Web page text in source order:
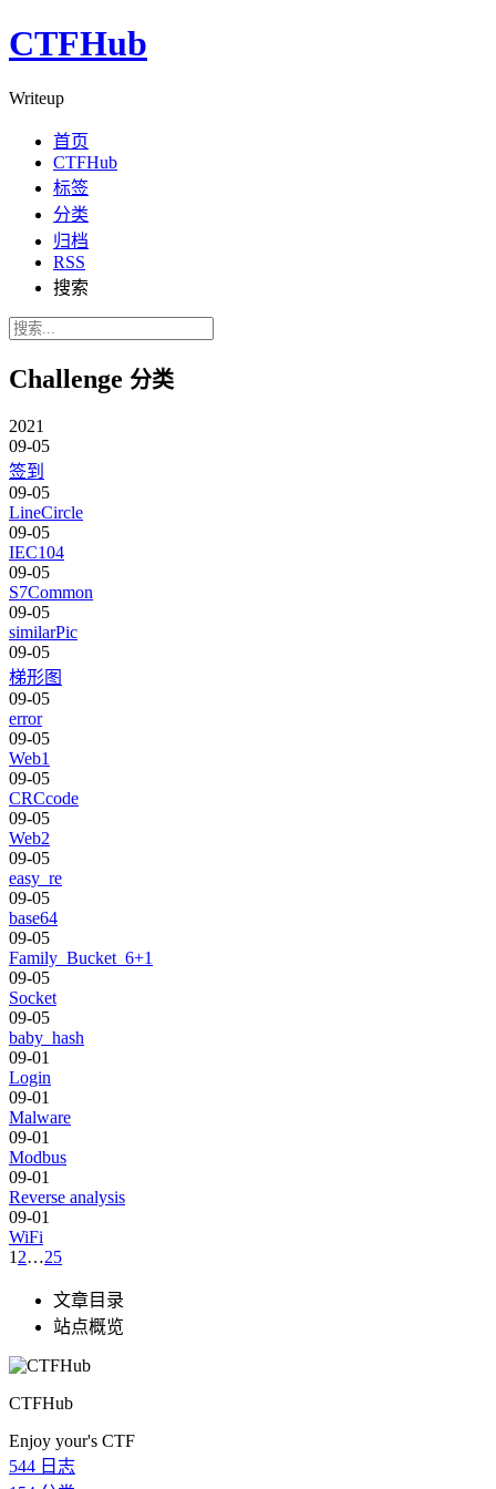
CTFHub
Writeup
首页
CTFHub
标签
分类
归档
RSS
搜索
Challenge 分类
2021
09-05
签到
09-05
LineCircle
09-05
IEC104
09-05
S7Common
09-05
similarPic
09-05
梯形图
09-05
error
09-05
Web1
09-05
CRCcode
09-05
Web2
09-05
easy_re
09-05
base64
09-05
Family_Bucket_6+1
09-05
Socket
09-05
baby_hash
09-01
Login
09-01
Malware
09-01
Modbus
09-01
Reverse analysis
09-01
WiFi
1 2…25
文章目录
站点概览
CTFHub
Enjoy your's CTF
544 日志